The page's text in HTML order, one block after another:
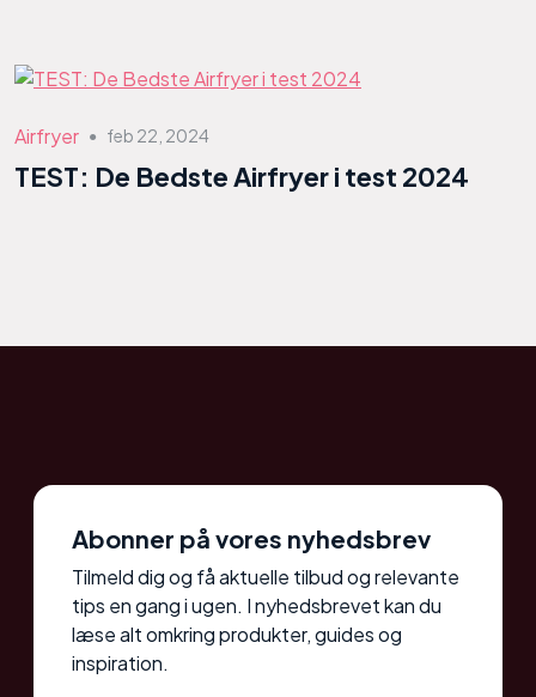
Airfryer ● feb 22, 2024
TEST: De Bedste Airfryer i test 2024
Abonner på vores nyhedsbrev
Tilmeld dig og få aktuelle tilbud og relevante
tips en gang i ugen. I nyhedsbrevet kan du
læse alt omkring produkter, guides og
inspiration.